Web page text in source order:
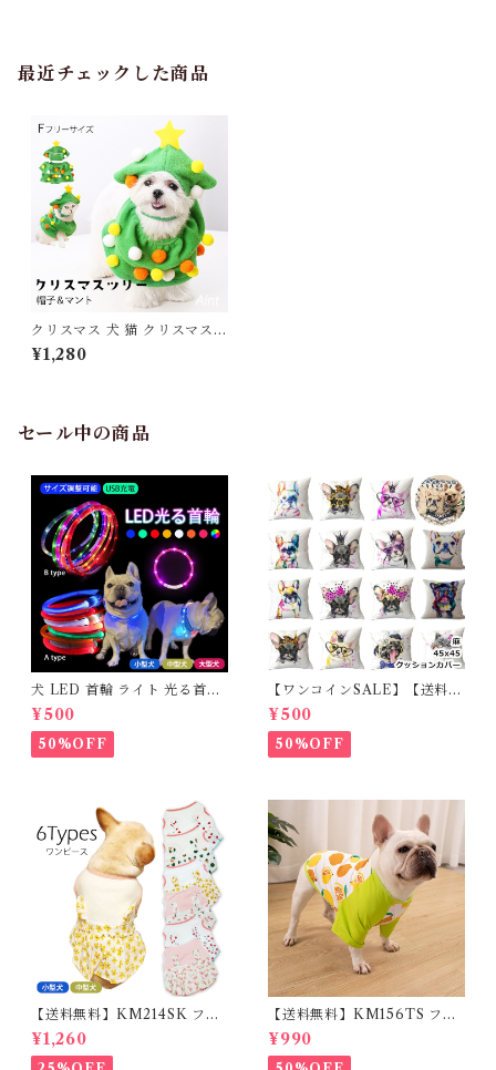
最近チェックした商品
クリスマス 犬 猫 クリスマスツ
リー 犬服 コスチューム コスプ
レ 帽子 マント ペット服 クリ
ト ギフト ペットグッズ KM5
¥1,280
セール中の商品
犬 LED 首輪 ライト 光る首輪
USB充電 生活防水 長さ調整可
能 首輪 犬用 ペット カラー ペ
ット用品 軽量 ドッグ用品 フレ
ンチブルドック 大型犬 中型犬
¥500
50%OFF
【ワンコインSALE】【送料無
料】KM503G クッションカバ
ー フレンチブルドッグ クリー
ム フレブル
¥500
50%OFF
【送料無料】KM214SK フレ
ブル 女の子 スカート ワンピー
ス夏 フリル 犬服 ドックウェア
¥1,260
【送料無料】KM156TS フレ
ブル Tシャツ フレンチブルド
ック レモン柄 犬服 ドックウェ
ア
¥990